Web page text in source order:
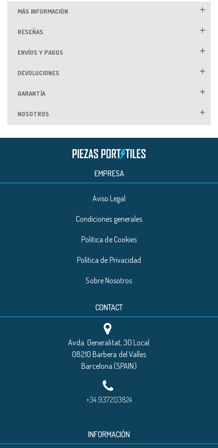
MÁS INFORMACIÓN
RESEÑAS
ENVÍOS Y PAGOS
DEVOLUCIONES
GARANTÍA
NOSOTROS
EMPRESA
Aviso Legal
Condiciones generales
Política de Cookies
Política de Privacidad
Sobre Nosotros
CONTACT
Avda. Generalitat, 30 Local
08210 Barbera del Valles
Barcelona (SPAIN)
+34 937203824
INFORMACIÓN